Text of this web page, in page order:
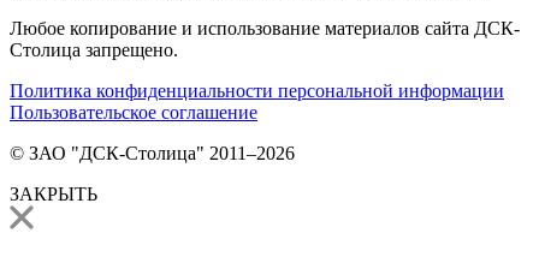
Любое копирование и использование материалов сайта ДСК-
Столица запрещено.
Политика конфиденциальности персональной информации
Пользовательское соглашение
© ЗАО "ДСК-Столица" 2011–2026
ЗАКРЫТЬ